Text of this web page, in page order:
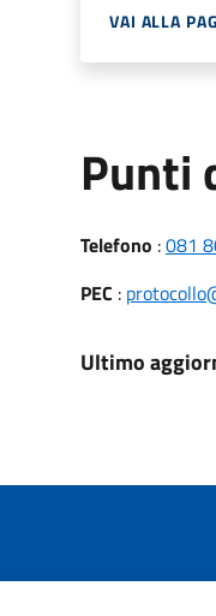
VAI ALLA
Punti
Telefono :081
PEC :
Ultimo